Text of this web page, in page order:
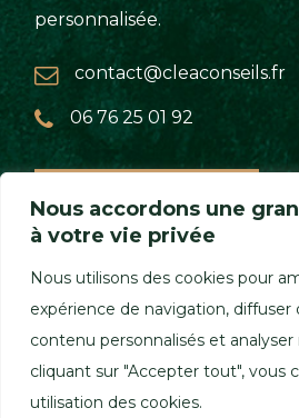
Nous accordons une
à votre vie privée
Nous utilisons des cookies pour
expérience de navigation, diffuser
contenu personnalisés et
cliquant sur "Accepter tout", vous
utilisation des cookies.
personnalisée.
contact@cleaconseils.fr
06 76 25 01 92